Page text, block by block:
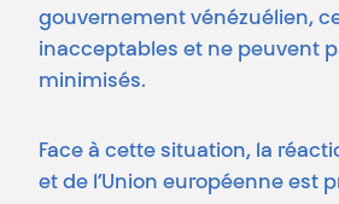
gouvernement vénézuélien,
inacceptables et ne peuvent
minimisés.
Face à cette situation, la
et de l’Union européenne est